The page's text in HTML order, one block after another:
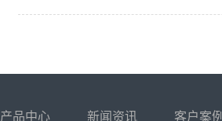
产品中心 新闻资讯 客户案例